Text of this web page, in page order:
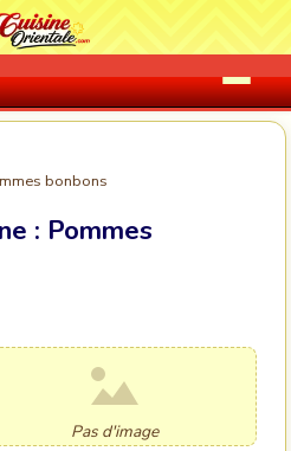
bonbons
: Pommes
Pas d'image